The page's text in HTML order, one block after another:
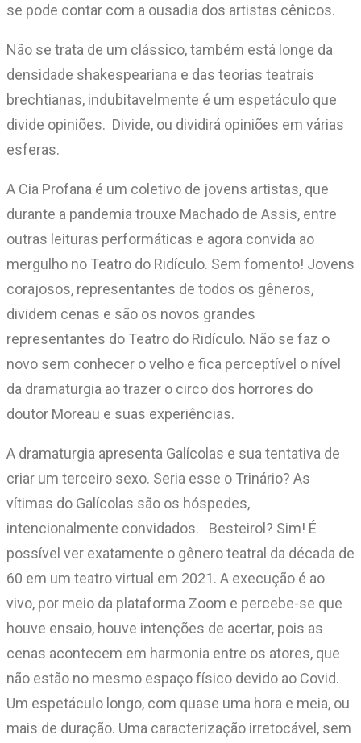
se pode contar com a ousadia dos artistas cênicos.
Não se trata de um clássico, também está longe da
densidade shakespeariana e das teorias teatrais
brechtianas, indubitavelmente é um espetáculo que
divide opiniões. Divide, ou dividirá opiniões em várias
esferas.
A Cia Profana é um coletivo de jovens artistas, que
durante a pandemia trouxe Machado de Assis, entre
outras leituras performáticas e agora convida ao
mergulho no Teatro do Ridículo. Sem fomento! Jovens
corajosos, representantes de todos os gêneros,
dividem cenas e são os novos grandes
representantes do Teatro do Ridículo. Não se faz o
novo sem conhecer o velho e fica perceptível o nível
da dramaturgia ao trazer o circo dos horrores do
doutor Moreau e suas experiências.
A dramaturgia apresenta Galícolas e sua tentativa de
criar um terceiro sexo. Seria esse o Trinário? As
vítimas do Galícolas são os hóspedes,
intencionalmente convidados. Besteirol? Sim! É
possível ver exatamente o gênero teatral da década de
60 em um teatro virtual em 2021. A execução é ao
vivo, por meio da plataforma Zoom e percebe-se que
houve ensaio, houve intenções de acertar, pois as
cenas acontecem em harmonia entre os atores, que
não estão no mesmo espaço físico devido ao Covid.
Um espetáculo longo, com quase uma hora e meia, ou
mais de duração. Uma caracterização irretocável, sem